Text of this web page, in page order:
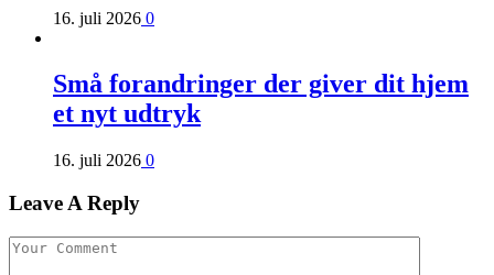
16. juli 2026 0
Små forandringer der giver dit hjem
et nyt udtryk
16. juli 2026 0
Leave A Reply